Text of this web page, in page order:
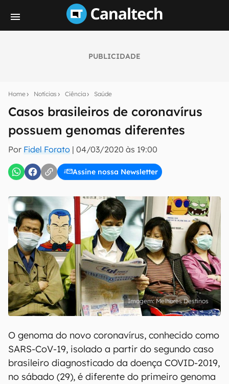
PUBLICIDADE
Home Notícias Ciência Saúde
Casos brasileiros de coronavírus
possuem genomas diferentes
Por Fidel Forato | 04/03/2020 às 19:00
Assine nossa Newsletter
notícias e reviews sobre tecnologia em primeira
E-mail
inscreva-se
Confirmo que li, aceito e concordo com os
Termos de
Uso e Política de Privacidade do Canaltech.
Melhores Destinos
O genoma do novo coronavírus, conhecido como
SARS-CoV-19, isolado a partir do segundo caso
brasileiro diagnosticado da doença COVID-2019,
no sábado (29), é diferente do primeiro genoma